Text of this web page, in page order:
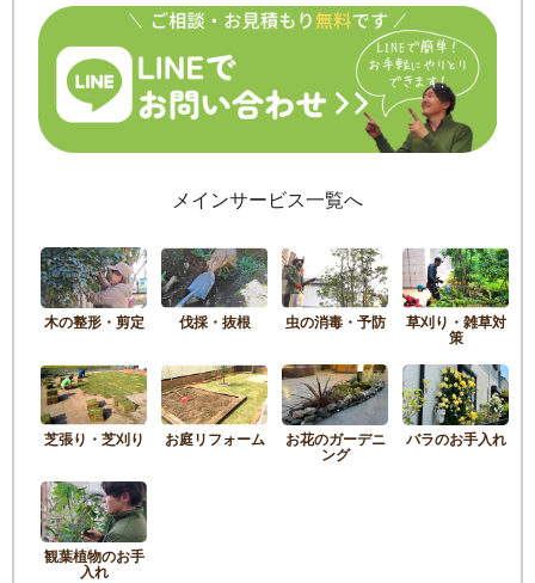
メインサービス一覧へ
木の整形・剪定 伐採・抜根 虫の消毒・予防 草刈り・雑草対
策
芝張り・芝刈り お庭リフォーム お花のガーデニ
ング
バラのお手入れ
観葉植物のお手
入れ